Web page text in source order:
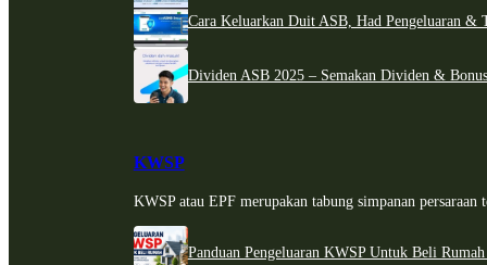
Cara Keluarkan Duit ASB, Had Pengeluaran &
Dividen ASB 2025 – Semakan Dividen &
KWSP
KWSP atau EPF merupakan tabung simpanan persaraan
Panduan Pengeluaran KWSP Untuk Beli